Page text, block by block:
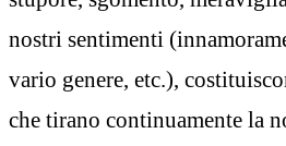
nostri sentimenti
vario genere, etc.),
che tirano continuamente la